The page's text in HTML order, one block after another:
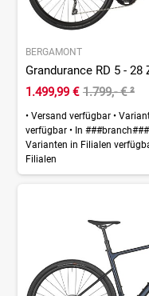
BERGAMONT
Grandurance RD 5 -
1.499,99 € 1.799,- €²
•Versand verfügbar •
verfügbar •In
Varianten in Filialen
Filialen